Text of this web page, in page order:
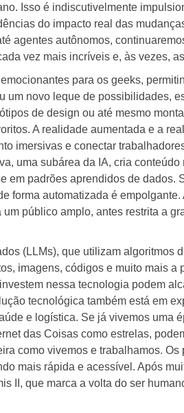
Isso é indiscutivelmente
do impacto real das
agentes autônomos,
vez mais incríveis e, às vezes,
para os geeks,
um novo leque de possibilidades,
de design ou até mesmo
A realidade aumentada e a
imersivas e conectar
uma subárea da IA, cria
em padrões aprendidos de dados.
forma automatizada é
público amplo, antes restrita a
(LLMs), que utilizam algoritmos
imagens, códigos e muito mais a
nessa tecnologia podem
tecnológica também está em
e logística. Se já vivemos uma
das Coisas como estrelas,
como vivemos e trabalhamos. Os
mais rápida e acessível. Após
II, que marca a volta do ser